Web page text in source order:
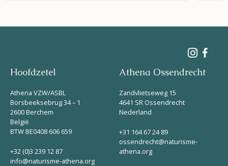
Hoofdzetel
Athena VZW/ASBL
Borsbeeksebrug 34 – 1
2600 Berchem
België
BTW BE0408 606 659
+32 (0)3 239 12 87
info@naturisme-athena.org
Athena Ossendrecht
Zandvlietseweg 15
4641 SR Ossendrecht
Nederland
+31 164 67 24 89
ossendrecht@naturisme-
athena.org